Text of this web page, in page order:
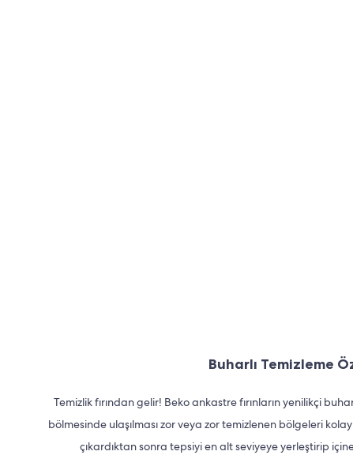
Buharlı Temizleme
Temizlik fırından gelir! Beko ankastre fırınların yenilikçi
bölmesinde ulaşılması zor veya zor temizlenen bölgeleri
çıkardıktan sonra tepsiyi en alt seviyeye yerleştirip